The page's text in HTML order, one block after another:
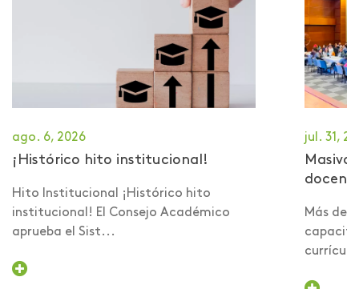
ago. 6, 2026
¡Histórico hito institucional!
Hito Institucional ¡Histórico hito
institucional! El Consejo Académico
aprueba el Sist...
jul. 31,
Más de